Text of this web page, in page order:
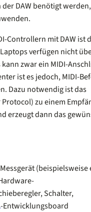
DAW benötigt
Controllern mit DAW ist
verfügen nicht
zwar ein MIDI-
ist es jedoch, MIDI-
Dazu notwendig ist das
zu einem
erzeugt dann das
(beispielsweise
Schalter,
-Entwicklungsboard